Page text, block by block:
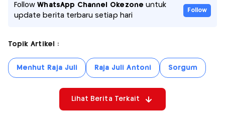
FollowWhatsApp Channel Okezone untuk
update berita terbaru setiap hari
Follow
Topik Artikel :
Menhut Raja Juli Raja Juli Antoni Sorgum
Lihat Berita Terkait